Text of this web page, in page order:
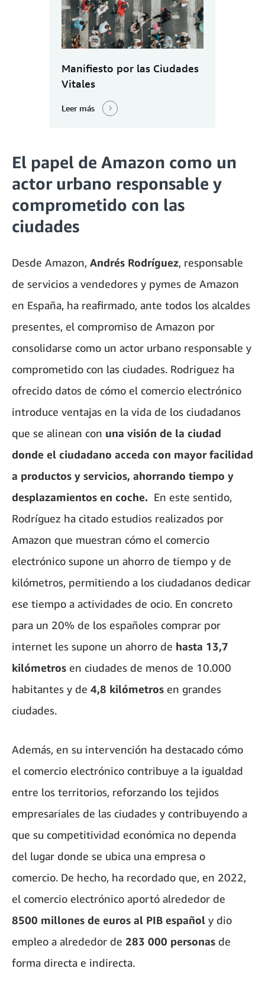
Manifiesto por las Ciudades
Vitales
Leer más
El papel de Amazon como un
actor urbano responsable y
comprometido con las
ciudades
Desde Amazon, Andrés Rodríguez, responsable
de servicios a vendedores y pymes de Amazon
en España, ha reafirmado, ante todos los alcaldes
presentes, el compromiso de Amazon por
consolidarse como un actor urbano responsable y
comprometido con las ciudades. Rodriguez ha
ofrecido datos de cómo el comercio electrónico
introduce ventajas en la vida de los ciudadanos
que se alinean con una visión de la ciudad
donde el ciudadano acceda con mayor facilidad
a productos y servicios, ahorrando tiempo y
desplazamientos en coche. En este sentido,
Rodríguez ha citado estudios realizados por
Amazon que muestran cómo el comercio
electrónico supone un ahorro de tiempo y de
kilómetros, permitiendo a los ciudadanos dedicar
ese tiempo a actividades de ocio. En concreto
para un 20% de los españoles comprar por
internet les supone un ahorro de hasta 13,7
kilómetros en ciudades de menos de 10.000
habitantes y de 4,8 kilómetros en grandes
ciudades.
Además, en su intervención ha destacado cómo
el comercio electrónico contribuye a la igualdad
entre los territorios, reforzando los tejidos
empresariales de las ciudades y contribuyendo a
que su competitividad económica no dependa
del lugar donde se ubica una empresa o
comercio. De hecho, ha recordado que, en 2022,
el comercio electrónico aportó alrededor de
8500 millones de euros al PIB español y dio
empleo a alrededor de 283 000 personas de
forma directa e indirecta.